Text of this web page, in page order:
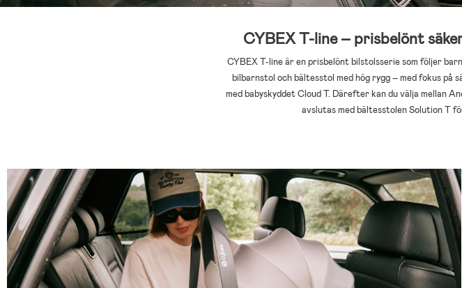
CYBEX T-line – prisbelönt
CYBEX T-line är en prisbelönt bilstolsserie som följer
bilbarnstol och bältesstol med hög rygg – med fokus
med babyskyddet Cloud T. Därefter kan du välja mellan
avslutas med bältesstolen Solution T